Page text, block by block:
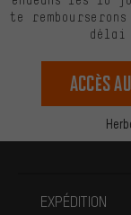
te
délai
Accès
EXPÉDITION